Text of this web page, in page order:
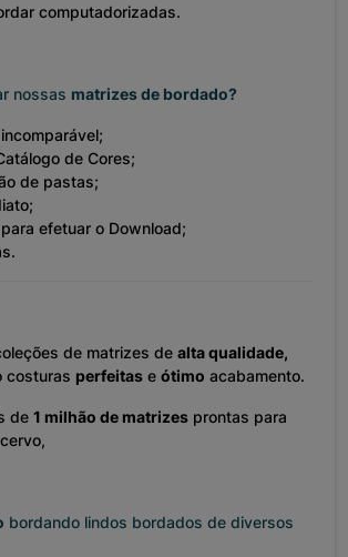
computadorizadas.
nossas matrizes de bordado?
de Cores;
de pastas;
efetuar o Download;
de matrizes de alta qualidade,
costuras perfeitas e ótimo acabamento.
de 1 milhão de matrizes prontas para
bordando lindos bordados de diversos